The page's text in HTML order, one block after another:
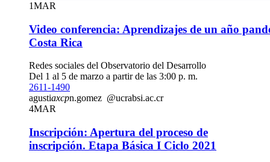
1MAR
Video conferencia: Aprendizajes de un año
Costa Rica
Redes sociales del Observatorio del Desarrollo
Del 1 al 5 de marzo a partir de las 3:00 p. m.
2611-1490
agustiaxcpn.gomez @ucrabsi.ac.cr
4MAR
Inscripción: Apertura del proceso de
inscripción. Etapa Básica I Ciclo 2021